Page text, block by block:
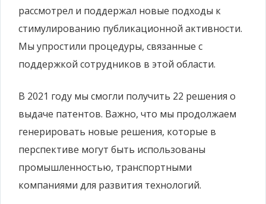
рассмотрел и поддержал новые подходы к
стимулированию публикационной активности.
Мы упростили процедуры, связанные с
поддержкой сотрудников в этой области.
В 2021 году мы смогли получить 22 решения о
выдаче патентов. Важно, что мы продолжаем
генерировать новые решения, которые в
перспективе могут быть использованы
промышленностью, транспортными
компаниями для развития технологий.